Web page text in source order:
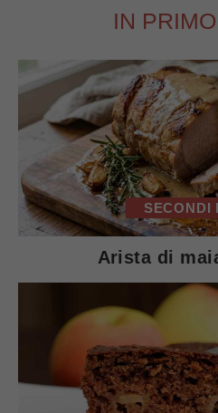
IN
SECONDI
Arista di